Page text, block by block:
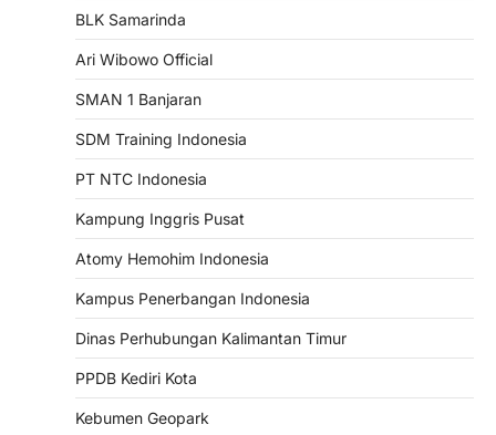
BLK Samarinda
Ari Wibowo Official
SMAN 1 Banjaran
SDM Training Indonesia
PT NTC Indonesia
Kampung Inggris Pusat
Atomy Hemohim Indonesia
Kampus Penerbangan Indonesia
Dinas Perhubungan Kalimantan Timur
PPDB Kediri Kota
Kebumen Geopark